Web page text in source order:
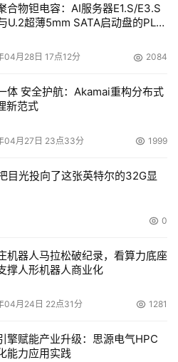
合物钽电容：AI服务器E1.S/E3.S
U.2超薄5mm SATA启动盘的PLP
04月28日 17点12分 2084
体 安全护航：Akamai重构分布式
新范式
04月27日 23点33分 1999
目光投向了这张英特尔的32G显
0
机器人马拉松破纪录，看算力底座
撑人形机器人商业化
04月24日 22点31分 1281
擎赋能产业升级：思源电气HPC
能力应用实践